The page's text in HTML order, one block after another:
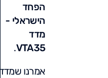
הפחד
הישראלי -
מדד
VTA35
.
אמרנו שמדד